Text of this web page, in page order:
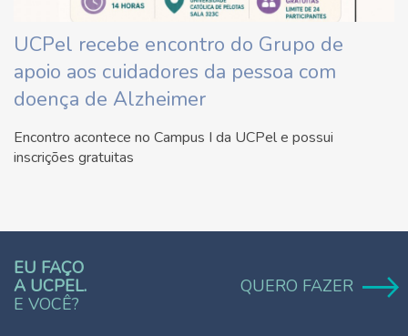
UCPel recebe encontro do Grupo de
apoio aos cuidadores da pessoa com
doença de Alzheimer
Encontro acontece no Campus I da UCPel e possui
inscrições gratuitas
EU FAÇO
A UCPEL.
E VOCÊ?
QUERO FAZER